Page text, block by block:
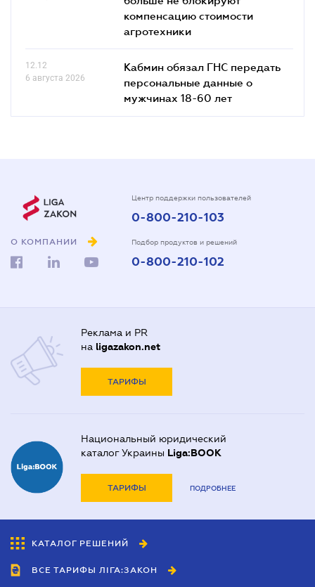
компенсацию стоимости
агротехники
12.12
6 августа 2026
Кабмин обязал ГНС передать
персональные данные о
мужчинах 18-60 лет
О КОМПАНИИ
Центр поддержки пользователей
0-800-210-103
Подбор продуктов и решений
0-800-210-102
Реклама и PR
на ligazakon.net
ТАРИФЫ
Национальный юридический
каталог Украины Liga:BOOK
ТАРИФЫ ПОДРОБНЕЕ
КАТАЛОГ РЕШЕНИЙ
ВСЕ ТАРИФЫ ЛІГА:ЗАКОН